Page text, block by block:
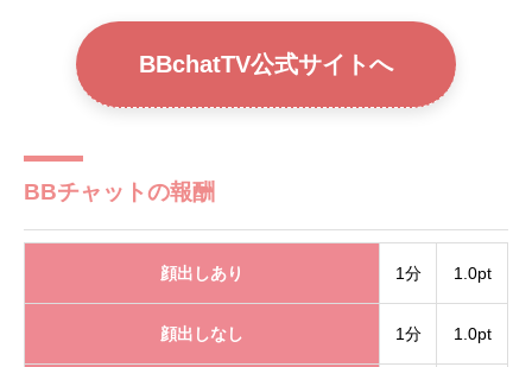
BBchatTV公式サイトへ
BBチャットの報酬
顔出しあり 1分 1.0pt
顔出しなし 1分 1.0pt